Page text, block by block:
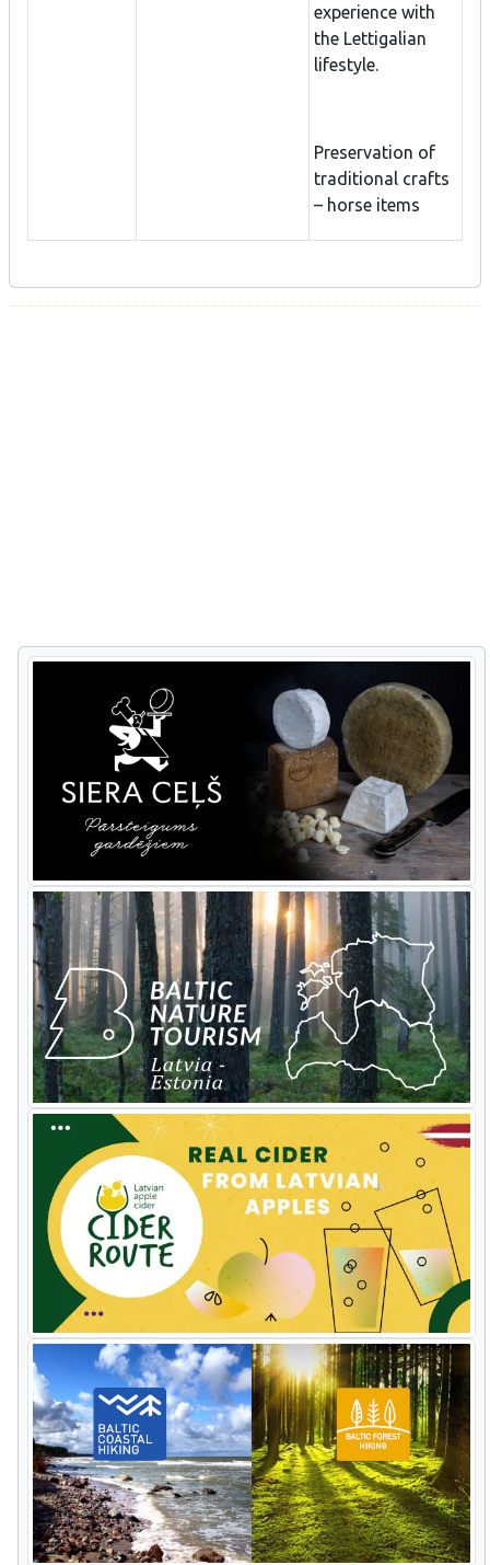
experience with
the Lettigalian
lifestyle.
Preservation of
traditional crafts
– horse items